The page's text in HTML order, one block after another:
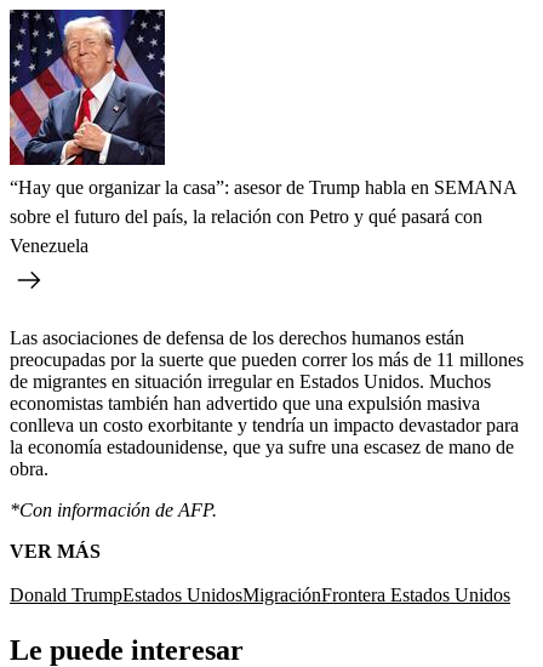
“Hay que organizar la casa”: asesor de Trump habla en SEMANA
sobre el futuro del país, la relación con Petro y qué pasará con
Venezuela
Las asociaciones de defensa de los derechos humanos están
preocupadas por la suerte que pueden correr los más de 11 millones
de migrantes en situación irregular en Estados Unidos. Muchos
economistas también han advertido que una expulsión masiva
conlleva un costo exorbitante y tendría un impacto devastador para
la economía estadounidense, que ya sufre una escasez de mano de
obra.
*Con información de AFP.
VER MÁS
Donald TrumpEstados UnidosMigraciónFrontera Estados Unidos
Le puede interesar